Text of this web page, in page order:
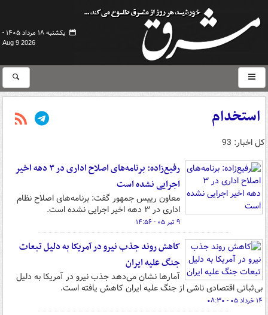
یکشنبه ۱۸ مرداد ۱۴۰۵ -
Aug 9 2026
استخدام
کل اخبار: 93
رفیع‌زاده: برنامه‌های اصلاح اداری در ۳ دهه اخیر
اجرایی نشده است
معاون رییس جمهور گفت: برنامه‌های اصلاح نظام
اداری در ۳ دهه اخیر اجرایی نشده است.
۹ تیر ۰۵ - ۱۴:۵۶
کاهش روند جذب نیرو در آمریکا به دلیل تبعات
جنگ علیه ایران
آمارها نشان می‌دهد جذب نیرو در آمریکا به دلیل
بی‌ثباتی اقتصادی ناشی از جنگ علیه ایران کاهش یافته است.
۱۴ خرداد ۰۵ - ۰۸:۳۰